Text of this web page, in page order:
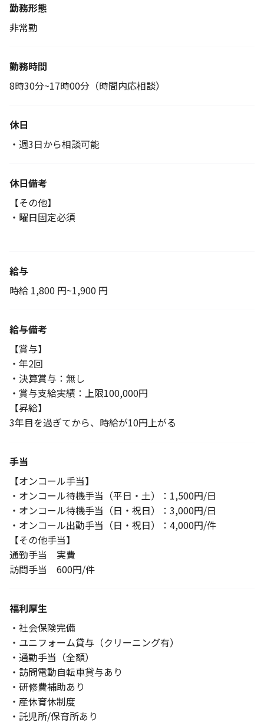
勤務形態
非常勤
勤務時間
8時30分~17時00分（時間内応相談）
休日
・週3日から相談可能
休日備考
【その他】
・曜日固定必須
給与
時給 1,800 円~1,900 円
給与備考
【賞与】
・年2回
・決算賞与：無し
・賞与支給実績：上限100,000円
【昇給】
3年目を過ぎてから、時給が10円上がる
手当
【オンコール手当】
・オンコール待機手当（平日・土）：1,500円/日
・オンコール待機手当（日・祝日）：3,000円/日
・オンコール出動手当（日・祝日）：4,000円/件
【その他手当】
通勤手当 実費
訪問手当 600円/件
福利厚生
・社会保険完備
・ユニフォーム貸与（クリーニング有）
・通勤手当（全額）
・訪問電動自転車貸与あり
・研修費補助あり
・産休育休制度
・託児所/保育所あり